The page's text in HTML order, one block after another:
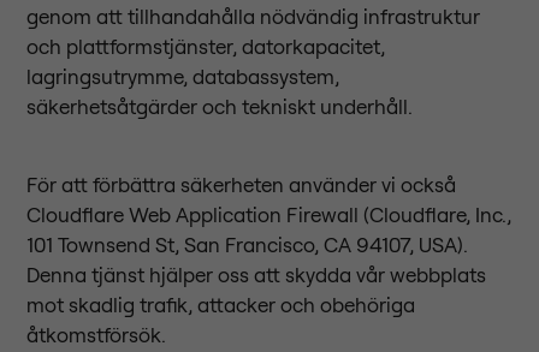
genom att tillhandahålla nödvändig infrastruktur
och plattformstjänster, datorkapacitet,
lagringsutrymme, databassystem,
säkerhetsåtgärder och tekniskt underhåll.
För att förbättra säkerheten använder vi också
Cloudflare Web Application Firewall (Cloudflare, Inc.,
101 Townsend St, San Francisco, CA 94107, USA).
Denna tjänst hjälper oss att skydda vår webbplats
mot skadlig trafik, attacker och obehöriga
åtkomstförsök.